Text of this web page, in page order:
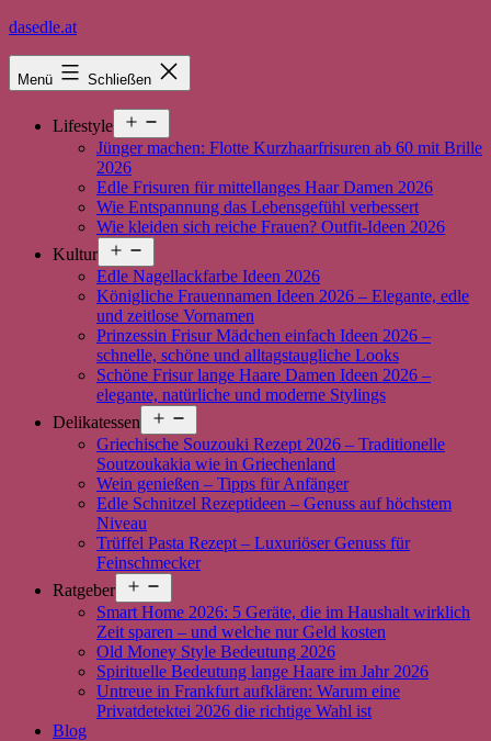
Zum
springen
dasedle.at
Menü Schließen
Lifestyle
öffnen
Jünger machen: Flotte Kurzhaarfrisuren ab 60 mit Brille
2026
Edle Frisuren für mittellanges Haar Damen 2026
Wie Entspannung das Lebensgefühl verbessert
Wie kleiden sich reiche Frauen? Outfit-Ideen 2026
Kultur
öffnen
Edle Nagellackfarbe Ideen 2026
Königliche Frauennamen Ideen 2026 – Elegante, edle
und zeitlose Vornamen
Prinzessin Frisur Mädchen einfach Ideen 2026 –
schnelle, schöne und alltagstaugliche Looks
Schöne Frisur lange Haare Damen Ideen 2026 –
elegante, natürliche und moderne Stylings
Delikatessen
öffnen
Griechische Souzouki Rezept 2026 – Traditionelle
Soutzoukakia wie in Griechenland
Wein genießen – Tipps für Anfänger
Edle Schnitzel Rezeptideen – Genuss auf höchstem
Niveau
Trüffel Pasta Rezept – Luxuriöser Genuss für
Feinschmecker
Ratgeber
öffnen
Smart Home 2026: 5 Geräte, die im Haushalt wirklich
Zeit sparen – und welche nur Geld kosten
Old Money Style Bedeutung 2026
Spirituelle Bedeutung lange Haare im Jahr 2026
Untreue in Frankfurt aufklären: Warum eine
Privatdetektei 2026 die richtige Wahl ist
Blog